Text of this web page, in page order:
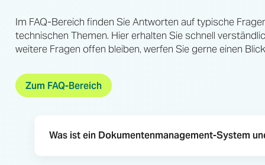
Im FAQ-Bereich finden Sie Antworten auf typische
technischen Themen. Hier erhalten Sie schnell
weitere Fragen offen bleiben, werfen Sie gerne einen
Zum FAQ-Bereich
Was ist ein Dokumentenmanagement-System